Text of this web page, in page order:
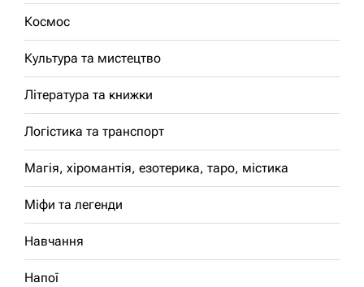
Космос
Культура та мистецтво
Література та книжки
Логістика та транспорт
Магія, хіромантія, езотерика, таро, містика
Міфи та легенди
Навчання
Напої